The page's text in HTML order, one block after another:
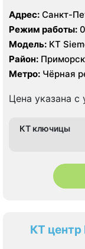
Адрес: Санкт-
Режим работы:
Модель: КТ
Район:
Метро: Чёрная
Цена указана с
КТ ключицы
КТ центр